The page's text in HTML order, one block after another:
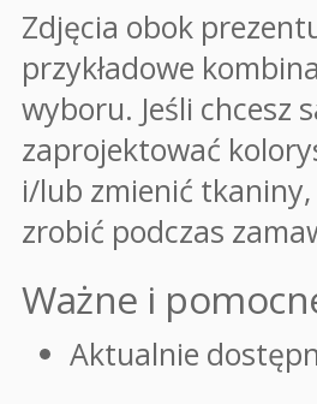
Zdjęcia obok
przykładowe
wyboru. Jeśli chcesz
zaprojektować
i/lub zmienić
zrobić podczas
Ważne i
Aktualnie